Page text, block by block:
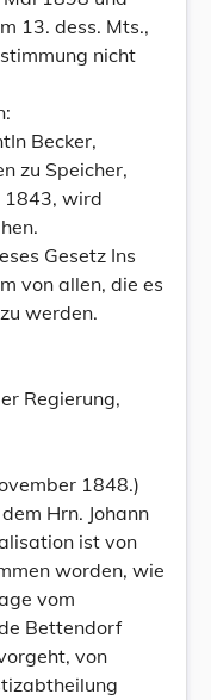
13. dess. Mts.,
nicht
Becker,
zu Speicher,
1843, wird
Gesetz Ins
von allen, die es
werden.
Regierung,
1848.)
Hrn. Johann
ist von
worden, wie
vom
Bettendorf
von